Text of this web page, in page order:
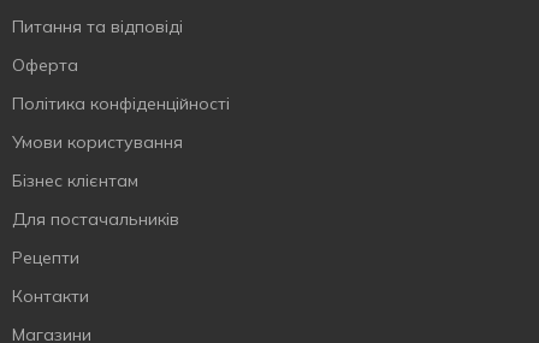
Питання та відповіді
Оферта
Політика конфіденційності
Умови користування
Бізнес клієнтам
Для постачальників
Рецепти
Контакти
Магазини